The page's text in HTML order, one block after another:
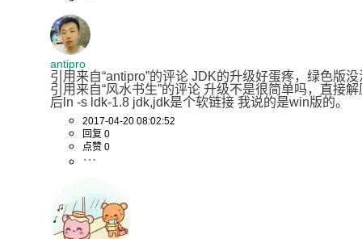
antipro
引用来自“antipro”的评论 JDK的升级好蛋疼，绿色版
引用来自“风水书生”的评论 升级不是很简单吗，直接
后ln -s ldk-1.8 jdk,jdk是个软链接 我说的是win版的。
2017-04-20 08:02:52
回复 0
点赞 0